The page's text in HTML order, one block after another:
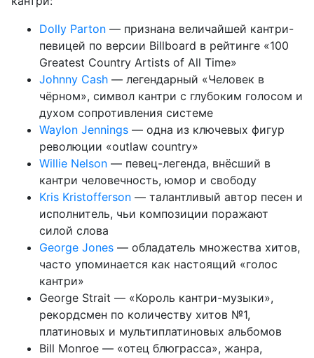
Dolly Parton — признана величайшей кантри-
певицей по версии Billboard в рейтинге «100
Greatest Country Artists of All Time»
Johnny Cash — легендарный «Человек в
чёрном», символ кантри с глубоким голосом и
духом сопротивления системе
Waylon Jennings — одна из ключевых фигур
революции «outlaw country»
Willie Nelson — певец-легенда, внёсший в
кантри человечность, юмор и свободу
Kris Kristofferson — талантливый автор песен и
исполнитель, чьи композиции поражают
силой слова
George Jones — обладатель множества хитов,
часто упоминается как настоящий «голос
кантри»
George Strait — «Король кантри-музыки»,
рекордсмен по количеству хитов №1,
платиновых и мультиплатиновых альбомов
Bill Monroe — «отец блюграсса», жанра,